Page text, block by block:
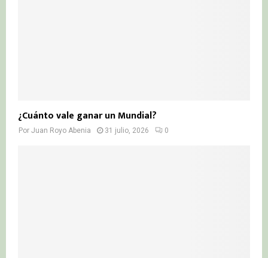
¿Cuánto vale ganar un Mundial?
Por Juan Royo Abenia 31 julio, 2026 0